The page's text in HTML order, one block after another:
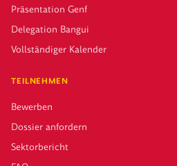
Präsentation Genf
Delegation Bangui
Vollständiger Kalender
TEILNEHMEN
Bewerben
Dossier anfordern
Sektorbericht